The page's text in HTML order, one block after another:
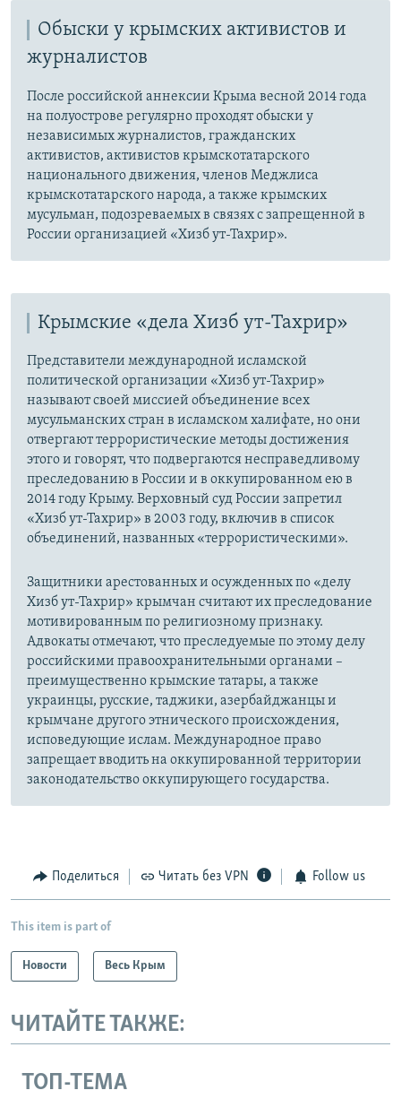
Обыски у крымских активистов и
журналистов
После российской аннексии Крыма весной 2014 года
на полуострове регулярно проходят обыски у
независимых журналистов, гражданских
активистов, активистов крымскотатарского
национального движения, членов Меджлиса
крымскотатарского народа, а также крымских
мусульман, подозреваемых в связях с запрещенной в
России организацией «Хизб ут-Тахрир».
Крымские «дела Хизб ут-Тахрир»
Представители международной исламской
политической организации «Хизб ут-Тахрир»
называют своей миссией объединение всех
мусульманских стран в исламском халифате, но они
отвергают террористические методы достижения
этого и говорят, что подвергаются несправедливому
преследованию в России и в оккупированном ею в
2014 году Крыму. Верховный суд России запретил
«Хизб ут-Тахрир» в 2003 году, включив в список
объединений, названных «террористическими».
Защитники арестованных и осужденных по «делу
Хизб ут-Тахрир» крымчан считают их преследование
мотивированным по религиозному признаку.
Адвокаты отмечают, что преследуемые по этому делу
российскими правоохранительными органами –
преимущественно крымские татары, а также
украинцы, русские, таджики, азербайджанцы и
крымчане другого этнического происхождения,
исповедующие ислам. Международное право
запрещает вводить на оккупированной территории
законодательство оккупирующего государства.
Поделиться Читать без VPN Follow us
This item is part of
Новости Весь Крым
ЧИТАЙТЕ ТАКЖЕ:
ТОП-ТЕМА